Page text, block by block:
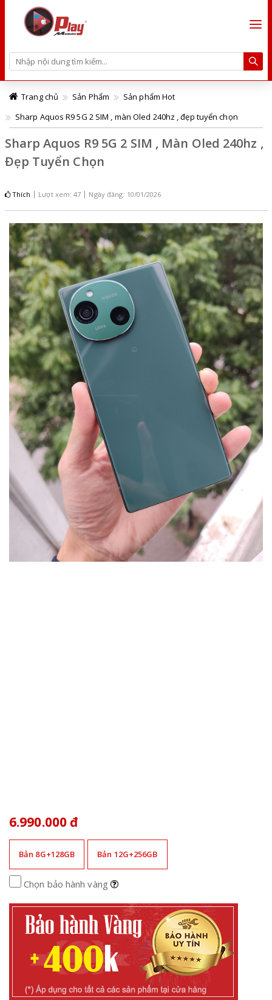
Trang chủ Sản Phẩm
Sản phẩm Hot
Sharp Aquos R9 5G 2 SIM , màn Oled 240hz , đẹp tuyển chọn
Sharp Aquos R9 5G 2 SIM , Màn Oled 240hz ,
Đẹp Tuyển Chọn
Thích Lượt xem: 47 Ngày đăng: 10/01/2026
6.990.000 đ
Bản 8G+128GB Bản 12G+256GB
Chọn bảo hành vàng